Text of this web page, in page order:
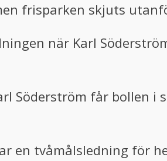
frisparken skjuts
när Karl
Söderström får bollen i
en tvåmålsledning för